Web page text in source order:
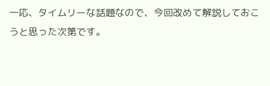
一応、タイムリーな話題なので、今回改めて解説しておこ
うと思った次第です。